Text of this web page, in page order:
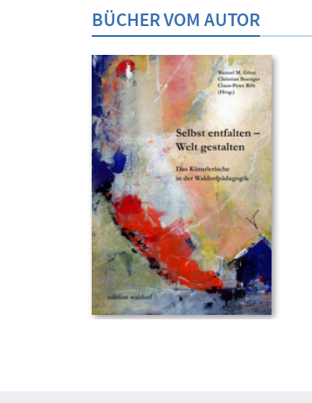
BÜCHER VOM AUTOR